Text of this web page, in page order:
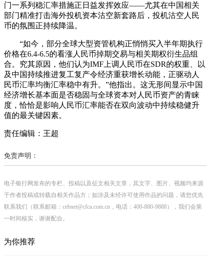
门一系列稳汇率措施正日益发挥效应——尤其在中国相关
部门精准打击海外投机资本沽空新套路后，投机沽空人民
币的氛围正持续降温。
“如今，部分全球大型资管机构正悄悄买入半年期执行
价格在6.4-6.5的看涨人民币掉期交易与相关期权衍生品组
合。究其原因，他们认为IMF上调人民币在SDR的权重、以
及中国持续推进复工复产令经济重获增长动能，正驱动人
民币汇率均衡汇率稳中有升。”他指出。这无形间显示中国
经济增长基本面是否稳固与全球资本对人民币资产的青睐
度，恰恰是影响人民币汇率能否在双向波动中持续稳健升
值的最关键因素。
责任编辑：王超
免责声明：
电子银行网发布的专栏、投稿以及征文相关文章，其文字、图片、视频均来源
于作者投稿或转载自相关作品方；如涉及未经许可使用作品的问题，请您优先
联系我们（联系邮箱：cebnet@cfca.com.cn，电话：400-880-9888），我们会第
一时间核实，谢谢配合。
为你推荐